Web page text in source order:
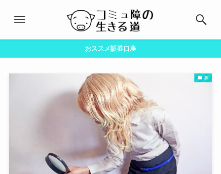
おススメ証券口座
株